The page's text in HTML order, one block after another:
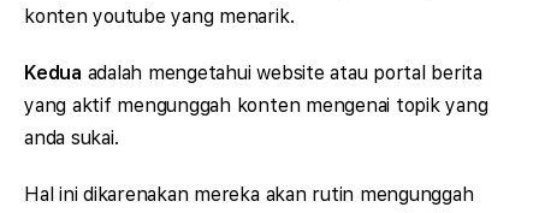
konten youtube yang menarik.
Kedua adalah mengetahui website atau portal berita
yang aktif mengunggah konten mengenai topik yang
anda sukai.
Hal ini dikarenakan mereka akan rutin mengunggah